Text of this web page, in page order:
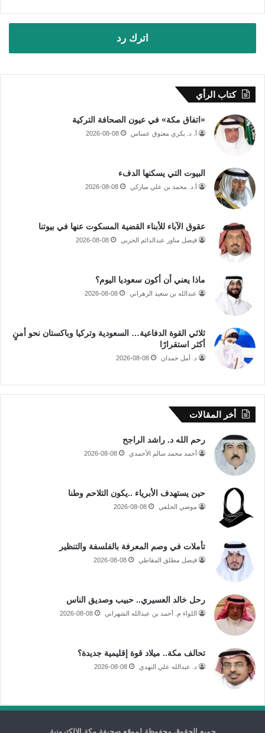
اترك رد
كتاب الرأي
«اتفاق مكة» في عيون الصحافة التركية
أ. د. بكري معتوق عساس 2026-08-08
البيوت التي يسكنها الدفء
أ.د. محمد بن علي مباركي 2026-08-08
عقوق الآباء للأبناء القضية المسكوت عنها في بيوتنا
فيصل مناور عبدالدائم الحربي 2026-08-08
ماذا يعني أن أكون سعوديا اليوم؟
عبدالله بن سعيد الزهراني 2026-08-08
ثلاثي القوة الدفاعية… السعودية وتركيا وباكستان نحو أمنٍ
أكثر استقرارًا
د. أمل حمدان 2026-08-08
أخر المقالات
رحم الله د. راشد الراجح
أحمد محمد سالم الأحمدي 2026-08-08
حين يستهدف الأبرياء ..يكون التلاحم وطنا
موضي الحلفي 2026-08-08
تأملات في وصم المعرفة بالفلسفة والتنظير
فيصل مطلق المقاطي 2026-08-08
رحل خالد العسيري.. حبيب وصديق الناس
اللواء م. أحمد بن عبدالله الشهراني 2026-08-08
تحالف مكة.. ميلاد قوة إقليمية جديدة؟
د. عبدالله علي النهدي 2026-08-08